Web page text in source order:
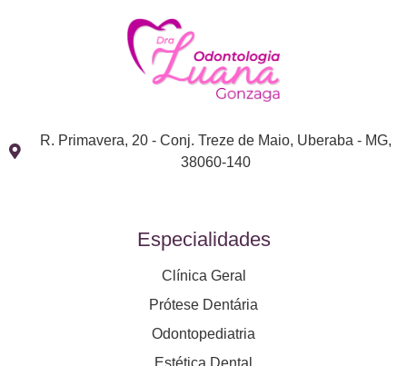
R. Primavera, 20 - Conj. Treze de Maio, Uberaba - MG,
38060-140
Especialidades
Clínica Geral
Prótese Dentária
Odontopediatria
Estética Dental